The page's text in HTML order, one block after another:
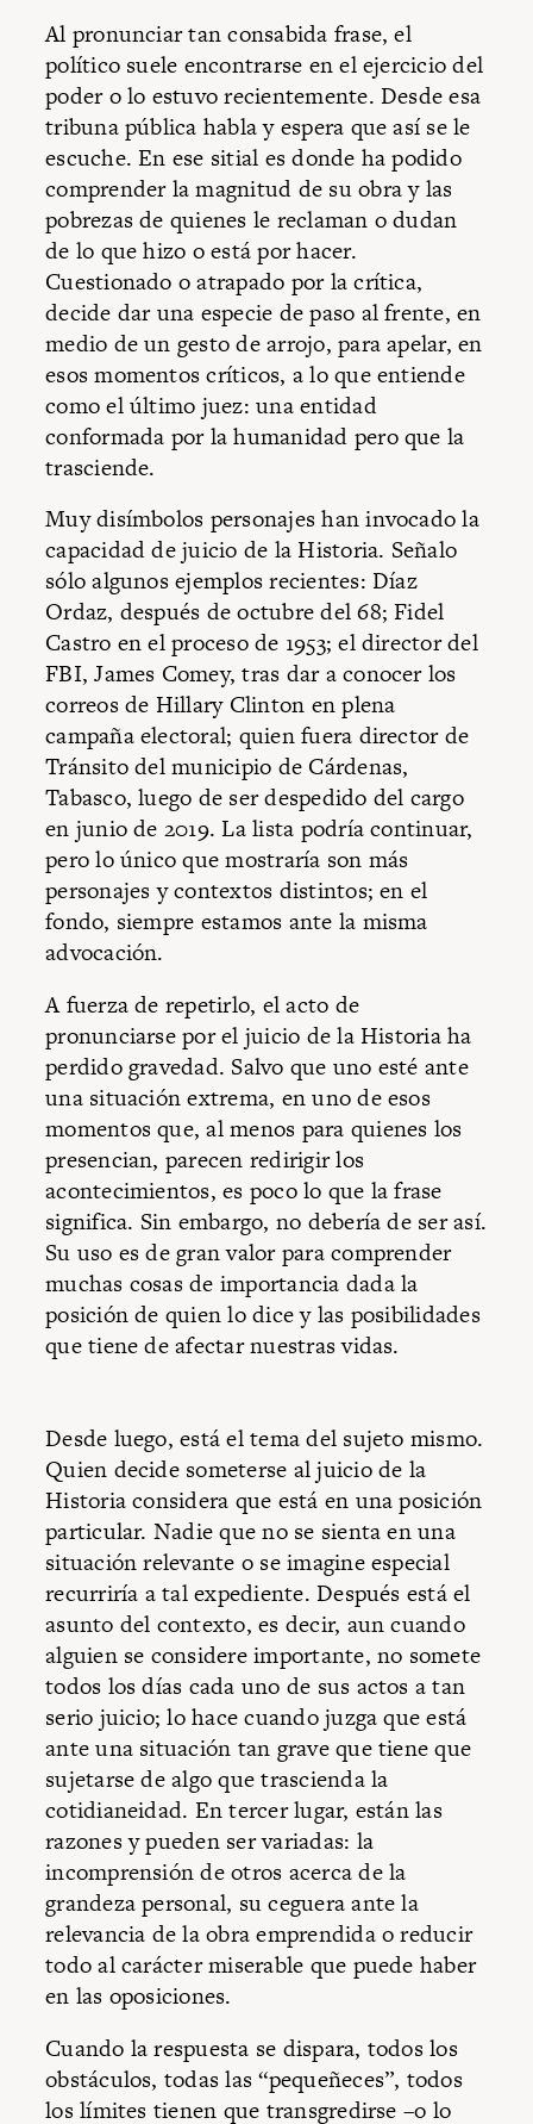
Al pronunciar tan consabida frase, el
político suele encontrarse en el ejercicio del
poder o lo estuvo recientemente. Desde esa
tribuna pública habla y espera que así se le
escuche. En ese sitial es donde ha podido
comprender la magnitud de su obra y las
pobrezas de quienes le reclaman o dudan
de lo que hizo o está por hacer.
Cuestionado o atrapado por la crítica,
decide dar una especie de paso al frente, en
medio de un gesto de arrojo, para apelar, en
esos momentos críticos, a lo que entiende
como el último juez: una entidad
conformada por la humanidad pero que la
trasciende.
Muy disímbolos personajes han invocado la
capacidad de juicio de la Historia. Señalo
sólo algunos ejemplos recientes: Díaz
Ordaz, después de octubre del 68; Fidel
Castro en el proceso de 1953; el director del
FBI, James Comey, tras dar a conocer los
correos de Hillary Clinton en plena
campaña electoral; quien fuera director de
Tránsito del municipio de Cárdenas,
Tabasco, luego de ser despedido del cargo
en junio de 2019. La lista podría continuar,
pero lo único que mostraría son más
personajes y contextos distintos; en el
fondo, siempre estamos ante la misma
advocación.
A fuerza de repetirlo, el acto de
pronunciarse por el juicio de la Historia ha
perdido gravedad. Salvo que uno esté ante
una situación extrema, en uno de esos
momentos que, al menos para quienes los
presencian, parecen redirigir los
acontecimientos, es poco lo que la frase
significa. Sin embargo, no debería de ser así.
Su uso es de gran valor para comprender
muchas cosas de importancia dada la
posición de quien lo dice y las posibilidades
que tiene de afectar nuestras vidas.
Desde luego, está el tema del sujeto mismo.
Quien decide someterse al juicio de la
Historia considera que está en una posición
particular. Nadie que no se sienta en una
situación relevante o se imagine especial
recurriría a tal expediente. Después está el
asunto del contexto, es decir, aun cuando
alguien se considere importante, no somete
todos los días cada uno de sus actos a tan
serio juicio; lo hace cuando juzga que está
ante una situación tan grave que tiene que
sujetarse de algo que trascienda la
cotidianeidad. En tercer lugar, están las
razones y pueden ser variadas: la
incomprensión de otros acerca de la
grandeza personal, su ceguera ante la
relevancia de la obra emprendida o reducir
todo al carácter miserable que puede haber
en las oposiciones.
Cuando la respuesta se dispara, todos los
obstáculos, todas las “pequeñeces”, todos
los límites tienen que transgredirse –o lo